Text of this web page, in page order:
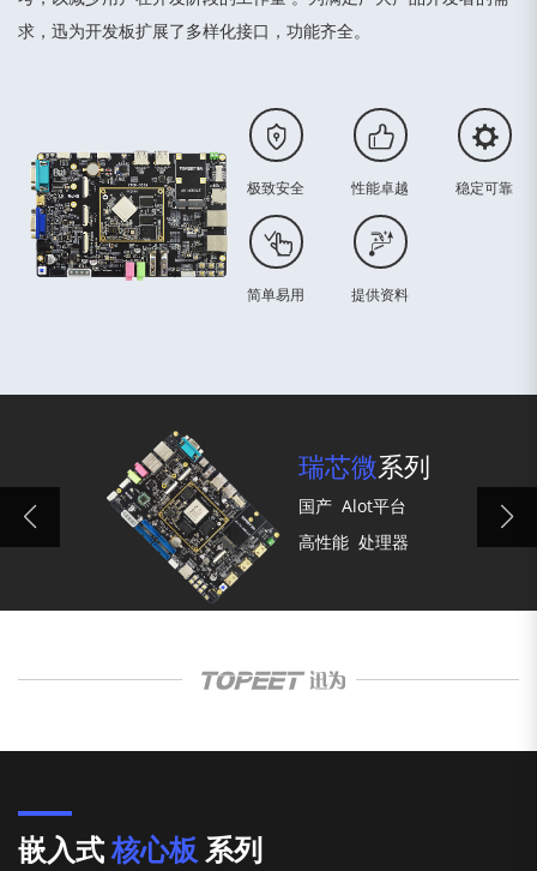
求，迅为开发板扩展了多样化接口，功能齐全。
极致安全 性能卓越 稳定可靠
简单易用 提供资料
瑞芯微系列
国产 Alot平台
高性能 处理器
嵌入式核心板 系列